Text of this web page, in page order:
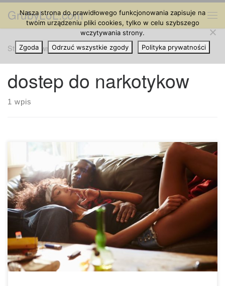
Przejdź do treści
GrubyLoL.com
Strona główna » dostep do narkotykow
dostep do narkotykow
1 wpis
Cechą charakterystyczną bycia nastolatkiem jest chęć
eksperymentowania i przekraczania granic. Czasami
oznacza to próbowanie marihuany. Jeśli chodzi o
marihuanę, wiek dzieci, które ją palą to średnio 12-16 rok
życia. Nic dziwnego, że wielu nastolatków sięga po alkohol
– potencjalnie uważa się, że alkohol jest mniej
niebezpieczny niż „twardsze” narkotyki (takie […]
Nasza strona do prawidłowego funkcjonowania zapisuje na
twoim urządzeniu pliki cookies, tylko w celu szybszego
wczytywania strony.
Zgoda
Odrzuć wszystkie zgody Polityka prywatności